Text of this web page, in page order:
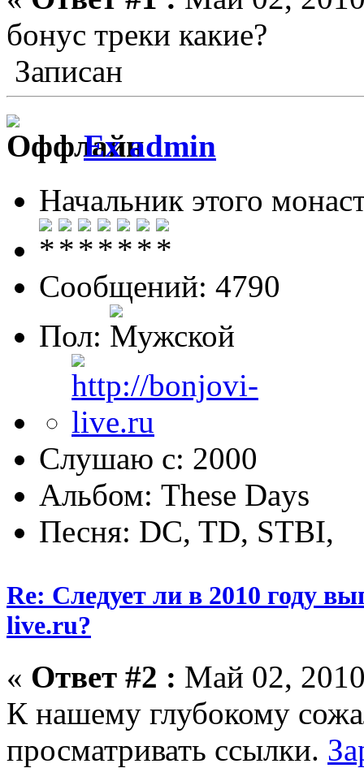
бонус треки какие?
Записан
Ex admin
Начальник этого
Сообщений: 4790
Пол:
Слушаю с: 2000
Альбом: These Days
Песня: DC, TD, STBI,
Re: Следует ли в 2010 году
live.ru?
« Ответ #2 : Май 02,
К нашему глубокому
просматривать ссылки.